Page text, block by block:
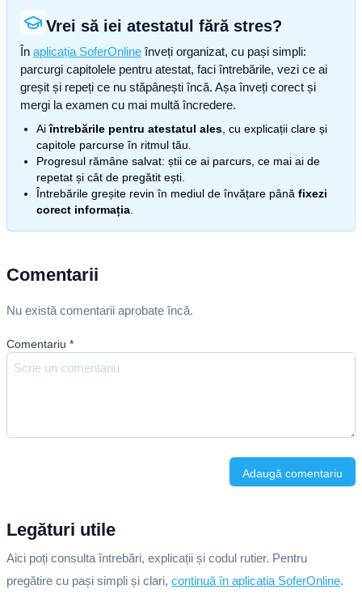
Vrei să iei atestatul fără stres?
În aplicația SoferOnline înveți organizat, cu pași simpli:
parcurgi capitolele pentru atestat, faci întrebările, vezi ce ai
greșit și repeți ce nu stăpânești încă. Așa înveți corect și
mergi la examen cu mai multă încredere.
Aiîntrebările pentru atestatul ales , cu explicații clare și
capitole parcurse în ritmul tău.
Progresul rămâne salvat: știi ce ai parcurs, ce mai ai de
repetat și cât de pregătit ești.
Întrebările greșite revin în mediul de învățare până fixezi
corect informația
Comentarii
Nu există comentarii aprobate încă.
Comentariu *
Adaugă comentariu
Legături utile
Aici poți consulta întrebări, explicații și codul rutier. Pentru
pregătire cu pași simpli și clari, continuă în aplicația SoferOnline.